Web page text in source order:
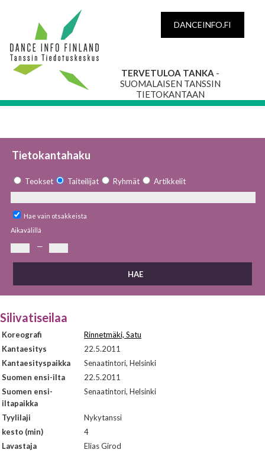
DANCEINFO.FI
TERVETULOA TANKA -
SUOMALAISEN TANSSIN
TIETOKANTAAN
Tietokantahaku
Teokset Taiteilijat Ryhmät Artikkelit
Hae vain otsakkeista
Aikavälillä
—
Silivatiseilaa
Koreografi
Rinnetmäki, Satu
Kantaesitys
22.5.2011
Kantaesityspaikka
Senaatintori, Helsinki
Suomen ensi-ilta
22.5.2011
Suomen ensi-
iltapaikka
Senaatintori, Helsinki
Tyylilaji
Nykytanssi
kesto (min)
4
Lavastaja
Elias Girod